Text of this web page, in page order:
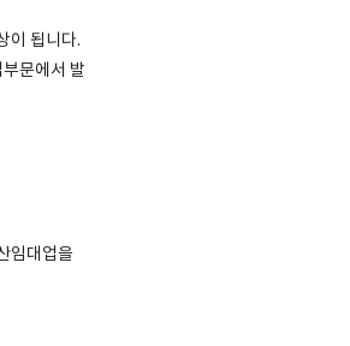
이 됩니다.
문에서 발
임대업을